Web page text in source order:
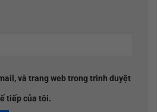
và trang web trong trình duyệt
tiếp của tôi.